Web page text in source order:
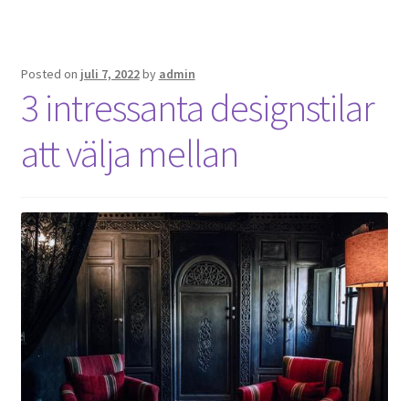
Posted on juli 7, 2022by admin
3 intressanta designstilar
att välja mellan